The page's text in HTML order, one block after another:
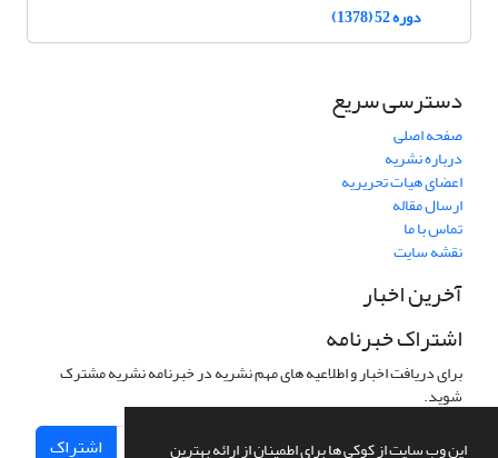
این وب سایت از کوکی ها برای اطمینان از ارائه بهترین
دوره 52 (1378)
دسترسی سریع
صفحه اصلی
درباره نشریه
اعضای هیات تحریریه
ارسال مقاله
تماس با ما
نقشه سایت
آخرین اخبار
اشتراک خبرنامه
برای دریافت اخبار و اطلاعیه های مهم نشریه در خبرنامه نشریه مشترک
شوید.
اشتراک